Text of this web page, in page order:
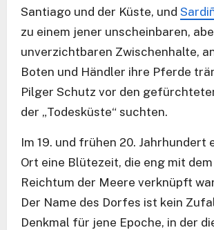
Santiago und der Küste, und
zu einem jener unscheinbaren,
unverzichtbaren Zwischenhalte,
Boten und Händler ihre Pferde
Pilger Schutz vor den
der „Todesküste“ suchten.
Im 19. und frühen 20. Jahrhundert
Ort eine Blütezeit, die eng mit
Reichtum der Meere verknüpft
Der Name des Dorfes ist kein
Denkmal für jene Epoche, in der